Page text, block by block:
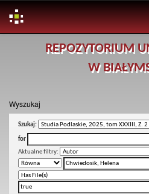
REPOZYTORIUM
W
Wyszukaj
Szukaj:
for
Aktualne filtry: